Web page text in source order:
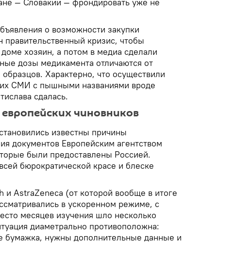
о возможности закупки
правительственный кризис, чтобы
доме хозяин, а потом в медиа сделали
дозы медикамента отличаются от
Характерно, что осуществили
СМИ с пышными названиями вроде
сдалась.
чиновников
известны причины
документов Европейским агентством
были предоставлены Россией.
бюрократической красе и блеске
и AstraZeneca (от которой вообще в итоге
в ускоренном режиме, с
месяцев изучения шло несколько
диаметрально противоположна:
бумажка, нужны дополнительные данные и